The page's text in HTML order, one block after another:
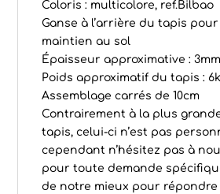
Coloris : multicolore, ref.Bilbao
Ganse à l’arrière du tapis
maintien au sol
Épaisseur approximative : 3mm
Poids approximatif du tapis :
Assemblage carrés de 10cm
Contrairement à la plus
tapis, celui-ci n’est pas
cependant n’hésitez pas à
pour toute demande
de notre mieux pour répondre